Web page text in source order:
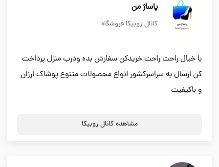
پاساژ من
کانال روبیکا فروشگاه
با خیال راحت راحت خریدکن سفارش بده ودرب منزل پرداخت
کن ارسال به سراسرکشور انواع محصولات متنوع پوشاک ارزان
و باکیفیت
مشاهده کانال روبیکا